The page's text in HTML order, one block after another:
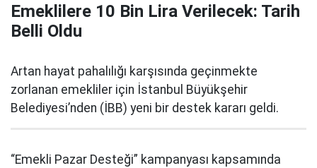
Emeklilere 10 Bin Lira Verilecek: Tarih
Belli Oldu
Artan hayat pahalılığı karşısında geçinmekte
zorlanan emekliler için İstanbul Büyükşehir
Belediyesi’nden (İBB) yeni bir destek kararı geldi.
“Emekli Pazar Desteği” kampanyası kapsamında